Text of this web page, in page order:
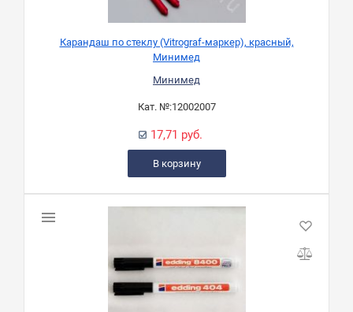
Карандаш по стеклу (Vitrograf-маркер), красный,
Минимед
Минимед
Кат. №:12002007
17,71 руб.
В корзину